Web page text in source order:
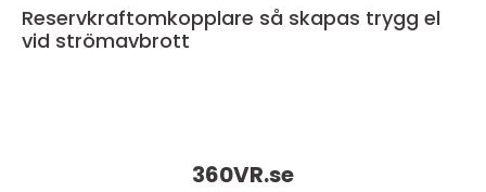
Reservkraftomkopplare så skapas trygg el
vid strömavbrott
360VR.se